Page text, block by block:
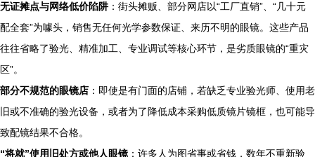
无证摊点与网络低价陷阱：街头摊贩、部分网店以“工厂直销”、“几十元
配全套”为噱头，销售无任何光学参数保证、来历不明的眼镜。这些产品
往往省略了验光、精准加工、专业调试等核心环节，是劣质眼镜的“重灾
区”。
部分不规范的眼镜店 ：即使是有门面的店铺，若缺乏专业验光师、使用老
旧或不准确的验光设备，或者为了降低成本采购低质镜片镜框，也可能导
致配镜结果不合格。
“将就”使用旧处方或他人眼镜 ：许多人为图省事或省钱，数年不重新验